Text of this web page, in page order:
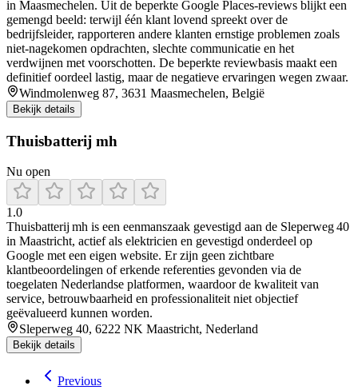
in Maasmechelen. Uit de beperkte Google Places-reviews blijkt een
gemengd beeld: terwijl één klant lovend spreekt over de
bedrijfsleider, rapporteren andere klanten ernstige problemen zoals
niet-nagekomen opdrachten, slechte communicatie en het
verdwijnen met voorschotten. De beperkte reviewbasis maakt een
definitief oordeel lastig, maar de negatieve ervaringen wegen zwaar.
Windmolenweg 87, 3631 Maasmechelen, België
Bekijk details
Thuisbatterij mh
Nu open
1.0
Thuisbatterij mh is een eenmanszaak gevestigd aan de Sleperweg 40
in Maastricht, actief als elektricien en gevestigd onderdeel op
Google met een eigen website. Er zijn geen zichtbare
klantbeoordelingen of erkende referenties gevonden via de
toegelaten Nederlandse platformen, waardoor de kwaliteit van
service, betrouwbaarheid en professionaliteit niet objectief
geëvalueerd kunnen worden.
Sleperweg 40, 6222 NK Maastricht, Nederland
Bekijk details
Previous